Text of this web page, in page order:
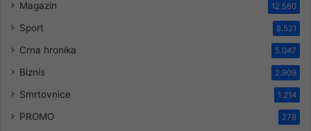
Magazin 12.560
Sport 8.521
Crna hronika 5.047
Biznis 2.909
Smrtovnice 1.214
PROMO 278